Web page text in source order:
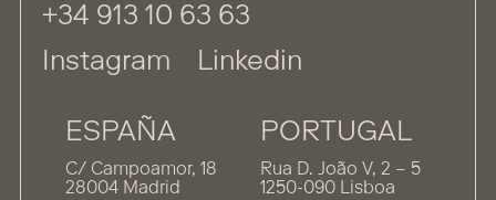
+34 913 10 63 63
Instagram
Linkedin
ESPAÑA
C/ Campoamor, 18
28004 Madrid
PORTUGAL
Rua D. João V, 2 – 5
1250-090 Lisboa